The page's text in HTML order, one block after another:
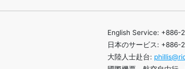
English Service: +886-
日本のサービス: +886-
大陸人士赴台: